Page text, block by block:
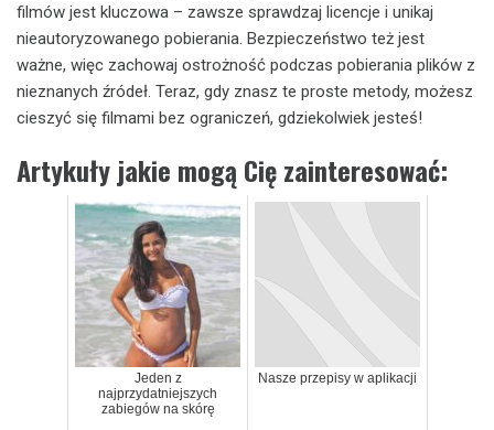
filmów jest kluczowa – zawsze sprawdzaj licencje i unikaj
nieautoryzowanego pobierania. Bezpieczeństwo też jest
ważne, więc zachowaj ostrożność podczas pobierania plików z
nieznanych źródeł. Teraz, gdy znasz te proste metody, możesz
cieszyć się filmami bez ograniczeń, gdziekolwiek jesteś!
Artykuły jakie mogą Cię zainteresować:
Jeden z
najprzydatniejszych
zabiegów na skórę
Nasze przepisy w aplikacji